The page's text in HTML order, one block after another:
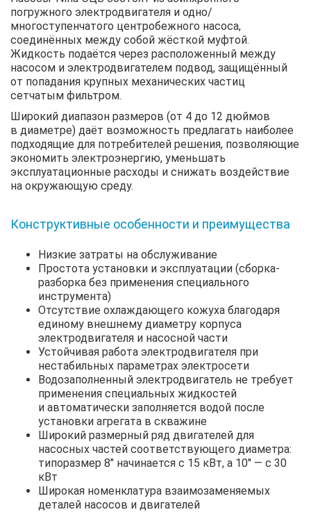
погружного электродвигателя и одно/
многоступенчатого центробежного насоса,
соединённых между собой жёсткой муфтой.
Жидкость подаётся через расположенный между
насосом и электродвигателем подвод, защищённый
от попадания крупных механических частиц
сетчатым фильтром.
Широкий диапазон размеров (от 4 до 12 дюймов
в диаметре) даёт возможность предлагать наиболее
подходящие для потребителей решения, позволяющие
экономить электроэнергию, уменьшать
эксплуатационные расходы и снижать воздействие
на окружающую среду.
Конструктивные особенности и преимущества
Низкие затраты на обслуживание
Простота установки и эксплуатации (сборка-
разборка без применения специального
инструмента)
Отсутствие охлаждающего кожуха благодаря
единому внешнему диаметру корпуса
электродвигателя и насосной части
Устойчивая работа электродвигателя при
нестабильных параметрах электросети
Водозаполненный электродвигатель не требует
применения специальных жидкостей
и автоматически заполняется водой после
установки агрегата в скважине
Широкий размерный ряд двигателей для
насосных частей соответствующего диаметра:
типоразмер 8″ начинается с 15 кВт, а 10″ — с 30
кВт
Широкая номенклатура взаимозаменяемых
деталей насосов и двигателей